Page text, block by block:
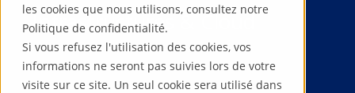
les cookies que nous utilisons, consultez notre
Politique de confidentialité.
Si vous refusez l'utilisation des cookies, vos
informations ne seront pas suivies lors de votre
visite sur ce site. Un seul cookie sera utilisé dans
Infrastructures & Cloud